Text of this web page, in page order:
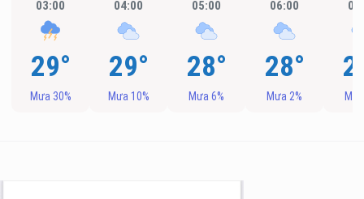
03:00
29°
Mưa 30%
04:00
29°
Mưa 10%
05:00
28°
Mưa 6%
06:00
28°
Mưa 2%